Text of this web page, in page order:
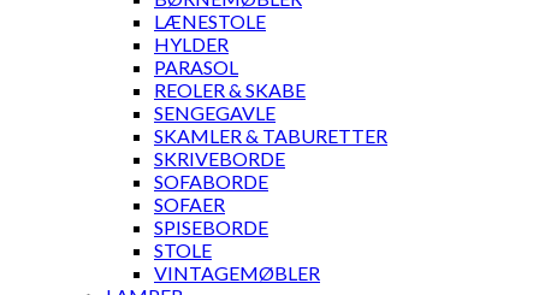
LÆNESTOLE
HYLDER
PARASOL
REOLER & SKABE
SENGEGAVLE
SKAMLER & TABURETTER
SKRIVEBORDE
SOFABORDE
SOFAER
SPISEBORDE
STOLE
VINTAGEMØBLER